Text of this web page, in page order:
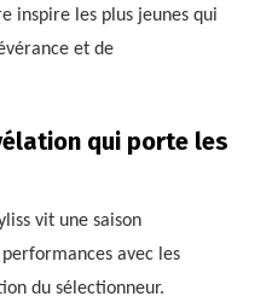
inspire les plus jeunes qui
et de
qui porte les
vit une saison
avec les
du sélectionneur.